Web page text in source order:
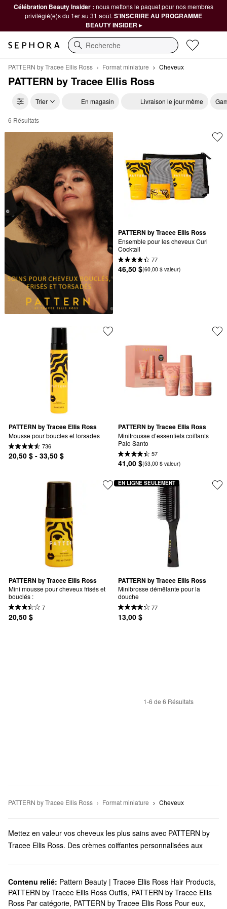
Célébration Beauty Insider : nous mettons le paquet pour nos membres
privilégié(e)s du 1er au 31 août. S’INSCRIRE AU PROGRAMME
BEAUTY INSIDER ▸
Recherche
PATTERN by Tracee Ellis Ross Format miniature Cheveux
PATTERN by Tracee Ellis Ross
Trier En magasin Livraison le jour même
PATTERN by Tracee Ellis Ross Cheveux
6 Résultats
PATTERN by Tracee Ellis Ross
Ensemble pour les cheveux Curl
Cocktail
77
46,50 $(60,00 $ valeur)
PATTERN by Tracee Ellis Ross
Mousse pour boucles et torsades
736
20,50 $ - 33,50 $
PATTERN by Tracee Ellis Ross
Minitrousse d’essentiels coiffants
Palo Santo
57
41,00 $(53,00 $ valeur)
PATTERN by Tracee Ellis Ross
Mini mousse pour cheveux frisés et
bouclés :
7
20,50 $
PATTERN by Tracee Ellis Ross
Minibrosse démêlante pour la
douche
77
13,00 $
EN LIGNE SEULEMENT
1-6 de 6 Résultats
PATTERN by Tracee Ellis Ross Format miniature Cheveux
Mettez en valeur vos cheveux les plus sains avec PATTERN by
Tracee Ellis Ross. Des crèmes coiffantes personnalisées aux
Est-ce que Sephora offre des produits PATTERN by Tracee
Ellis Ross?
Sephora propose de nombreux produits pour lescheveux
Contenu relié: Pattern Beauty | Tracee Ellis Ross Hair Products,
PATTERN by Tracee Ellis Ross Outils, PATTERN by Tracee Ellis
Ross Par catégorie, PATTERN by Tracee Ellis Ross Pour eux,